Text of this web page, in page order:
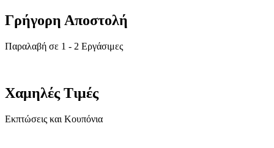
Γρήγορη Αποστολή
Παραλαβή σε 1 - 2 Εργάσιμες
Χαμηλές Τιμές
Εκπτώσεις και Κουπόνια